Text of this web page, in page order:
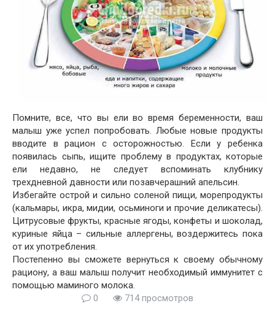
Помните, все, что вы ели во время беременности, ваш
малыш уже успел попробовать. Любые новые продукты
вводите в рацион с осторожностью. Если у ребенка
появилась сыпь, ищите проблему в продуктах, которые
ели недавно, не следует вспоминать клубнику
трехдневной давности или позавчерашний апельсин.
Избегайте острой и сильно соленой пищи, морепродукты
(кальмары, икра, мидии, осьминоги и прочие деликатесы).
Цитрусовые фрукты, красные ягоды, конфеты и шоколад,
куриные яйца – сильные аллергены, воздержитесь пока
от их употребления.
Постепенно вы сможете вернуться к своему обычному
рациону, а ваш малыш получит необходимый иммунитет с
помощью маминого молока.
0
714 просмотров